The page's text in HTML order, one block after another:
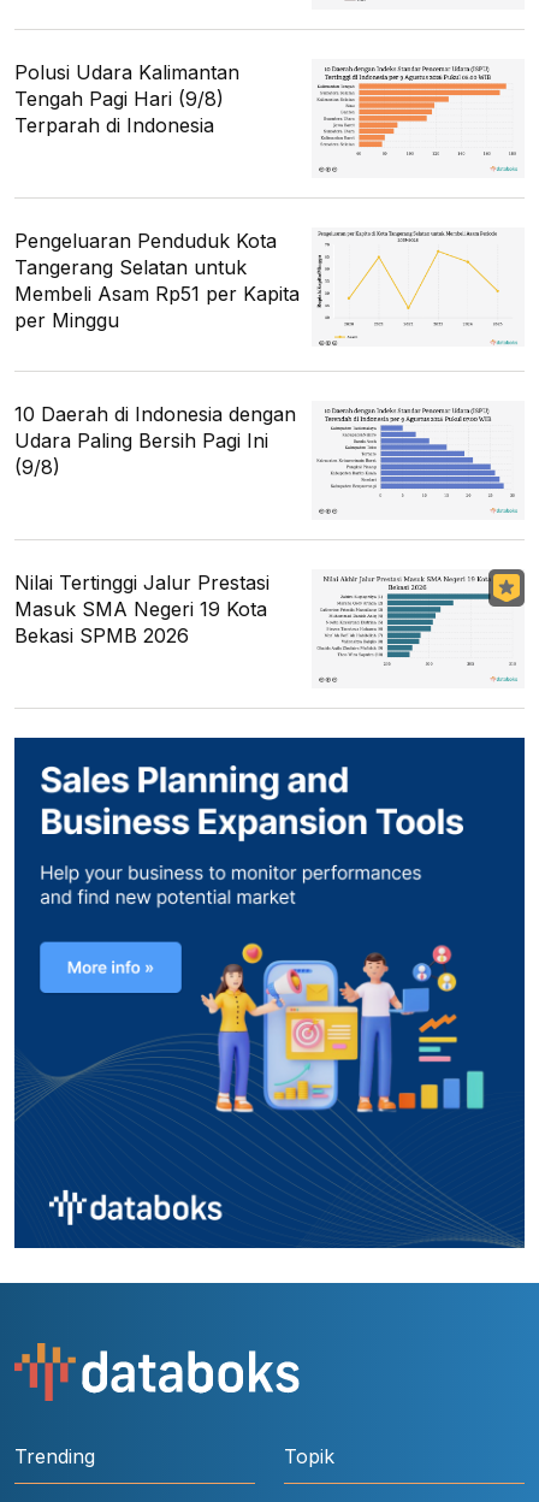
Polusi Udara Kalimantan
Tengah Pagi Hari (9/8)
Terparah di Indonesia
Pengeluaran Penduduk Kota
Tangerang Selatan untuk
Membeli Asam Rp51 per Kapita
per Minggu
10 Daerah di Indonesia dengan
Udara Paling Bersih Pagi Ini
(9/8)
Nilai Tertinggi Jalur Prestasi
Masuk SMA Negeri 19 Kota
Bekasi SPMB 2026
Trending Topik